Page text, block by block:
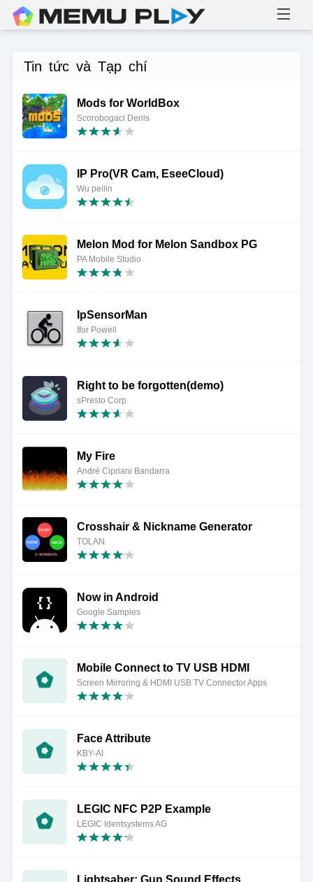
Tin tức và Tạp chí
Mods for WorldBox
Scorobogaci Denis
IP Pro(VR Cam, EseeCloud)
Wu peilin
Melon Mod for Melon Sandbox PG
PA Mobile Studio
IpSensorMan
Ifor Powell
Right to be forgotten(demo)
sPresto Corp.
My Fire
André Cipriani Bandarra
Crosshair & Nickname Generator
TOLAN
Now in Android
Google Samples
Mobile Connect to TV USB HDMI
Screen Mirroring & HDMI USB TV Connector Apps
Face Attribute
KBY-AI
LEGIC NFC P2P Example
LEGIC Identsystems AG
Lightsaber: Gun Sound Effects